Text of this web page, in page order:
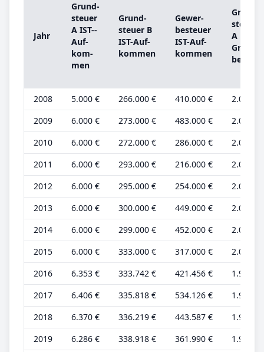
Jahr
Grund­
steu­er
A IST-­
Auf­
kom­
men
Grund­
steu­er B
IST-­Auf­
kom­men
Ge­wer­
be­steu­er
IST-­Auf­
kom­men
Grund­
steu­er
A
Grund­
be­trag
2008 5.000 € 266.000 € 410.000 €
2.000 €
2009
6.000 € 273.000 € 483.000 €
2.000 €
2010
6.000 € 272.000 € 286.000 €
2.000 €
2011
6.000 € 293.000 € 216.000 €
2.000 €
2012
6.000 € 295.000 € 254.000 €
2.000 €
2013
6.000 € 300.000 € 449.000 €
2.000 €
2014
6.000 € 299.000 € 452.000 €
2.000 €
2015
6.000 € 333.000 € 317.000 €
2.000 €
2016
6.353 € 333.742 € 421.456 €
1.925 €
2017
6.406 € 335.818 € 534.126 €
1.941 €
2018
6.370 € 336.219 € 443.587 €
1.930 €
2019
6.286 € 338.918 € 361.990 €
1.905 €